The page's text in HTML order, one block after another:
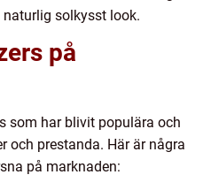
naturlig solkysst look.
på
som har blivit populära och
och prestanda. Här är några
på marknaden: